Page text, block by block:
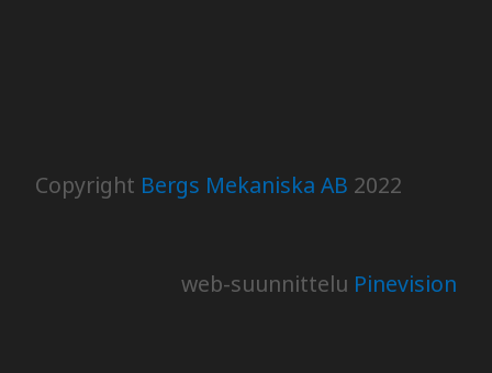
Copyright Bergs Mekaniska AB 2022
web-suunnittelu​​​​​​​ Pinevision